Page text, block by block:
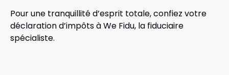
Pour une tranquillité d’esprit totale, confiez votre
déclaration d’impôts à We Fidu, la fiduciaire
spécialiste.